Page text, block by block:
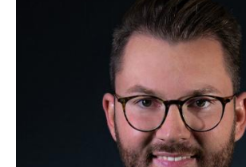
TEL.:
0 24 03 / 7 90 63 1
FAX:
0 24 03 / 7 90 62 3